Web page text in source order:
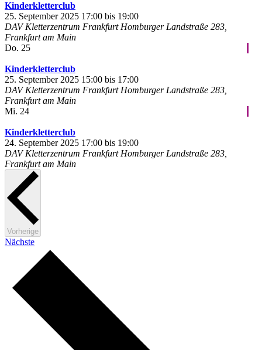
Kinderkletterclub
25. September 2025 17:00 bis 19:00
DAV Kletterzentrum Frankfurt Homburger Landstraße 283,
Frankfurt am Main
Do. 25
Kinderkletterclub
25. September 2025 15:00 bis 17:00
DAV Kletterzentrum Frankfurt Homburger Landstraße 283,
Frankfurt am Main
Mi. 24
Kinderkletterclub
24. September 2025 17:00 bis 19:00
DAV Kletterzentrum Frankfurt Homburger Landstraße 283,
Frankfurt am Main
VorherigeVeranstaltungen
NächsteVeranstaltungen